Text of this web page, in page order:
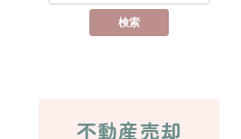
不動産売却